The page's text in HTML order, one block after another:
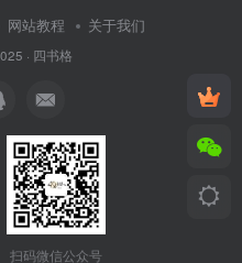
网站教程 关于我们
· 四书格
扫码微信公众号